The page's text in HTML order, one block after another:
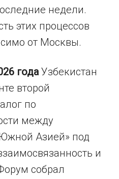
недели.
этих процессов
от Москвы.
годаУзбекистан
второй
по
между
Азией» под
и
собрал